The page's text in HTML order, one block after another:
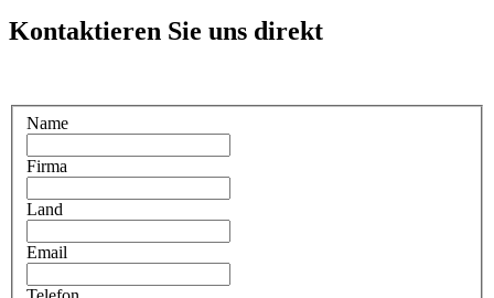
Kontaktieren Sie uns direkt
Name
Firma
Land
Email